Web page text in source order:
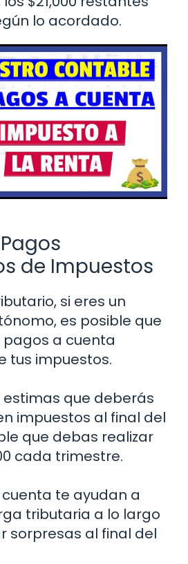
lo acordado.
de Impuestos
si eres un
es posible que
a cuenta
tus impuestos.
estimas que deberás
impuestos al final del
que debas realizar
cada trimestre.
te ayudan a
tributaria a lo largo
sorpresas al final del